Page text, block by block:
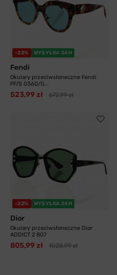
-22% WYSYŁKA 24H
Fendi
Okulary przeciwsłoneczne Fendi
FF/S 0360/G...
523,99 zł 672,99 zł
-22% WYSYŁKA 24H
Dior
Okulary przeciwsłoneczne Dior
ADDICT 2 807
805,99 zł 1028,99 zł